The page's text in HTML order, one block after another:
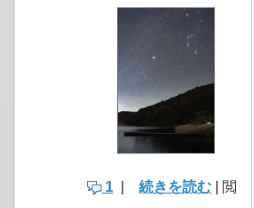
1 続きを読む | 閲